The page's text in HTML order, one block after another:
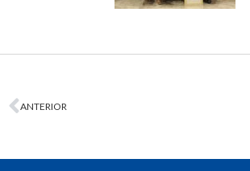
ANTERIOR